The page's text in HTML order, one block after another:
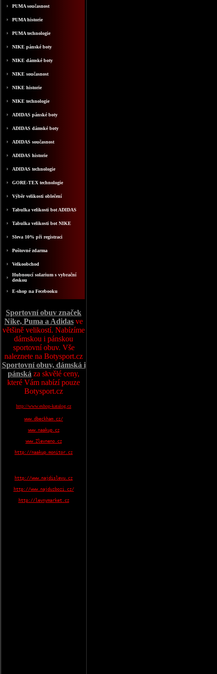
PUMA současnost
PUMA historie
PUMA technologie
NIKE pánské boty
NIKE dámské boty
NIKE současnost
NIKE historie
NIKE technologie
ADIDAS pánské boty
ADIDAS dámské boty
ADIDAS současnost
ADIDAS historie
ADIDAS technologie
GORE-TEX technologie
Výběr velikosti oblečení
Tabulka velikosti bot ADIDAS
Tabulka velikosti bot NIKE
Sleva 10% při registraci
Poštovné zdarma
Velkoobchod
Hubnoucí solarium s vybrační
deskou
E-shop na Fecebooku
Sportovní obuv značek
Nike, Puma a Adidas ve
většině velikostí. Nabízíme
dámskou i pánskou
sportovní obuv. Vše
naleznete na Botysport.cz
Sportovní obuv, dámská i
pánská za skvělé ceny,
které Vám nabízí pouze
Botysport.cz
http://www.eshop-katalog.cz
www.dbeckham.cz/
www.naakup.cz
www.Zlevneno.cz
http://naakup.monitor.cz
http://www.najdislevu.cz
http://www.najduzbozi.cz/
http://levnymarket.cz